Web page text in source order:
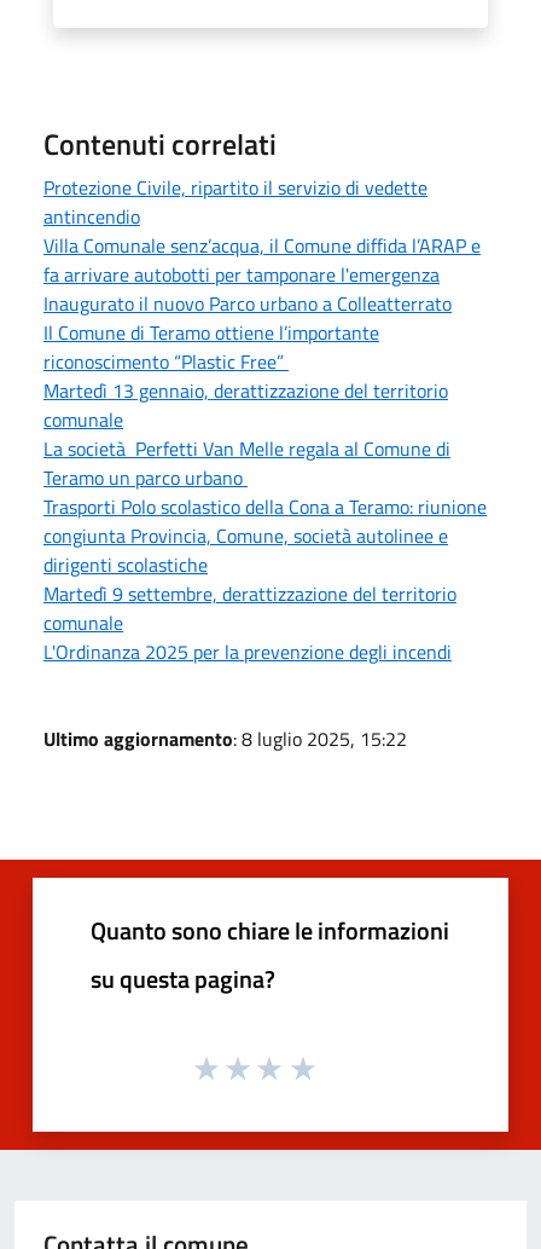
Contenuti correlati
Protezione Civile, ripartito il servizio di vedette
antincendio
Villa Comunale senz’acqua, il Comune diffida l’ARAP e
fa arrivare autobotti per tamponare l'emergenza
Inaugurato il nuovo Parco urbano a Colleatterrato
Il Comune di Teramo ottiene l’importante
riconoscimento “Plastic Free”
Martedì 13 gennaio, derattizzazione del territorio
comunale
La società Perfetti Van Melle regala al Comune di
Teramo un parco urbano
Trasporti Polo scolastico della Cona a Teramo: riunione
congiunta Provincia, Comune, società autolinee e
dirigenti scolastiche
Martedì 9 settembre, derattizzazione del territorio
comunale
L'Ordinanza 2025 per la prevenzione degli incendi
Ultimo aggiornamento: 8 luglio 2025, 15:22
Quanto sono chiare le informazioni
su questa pagina?